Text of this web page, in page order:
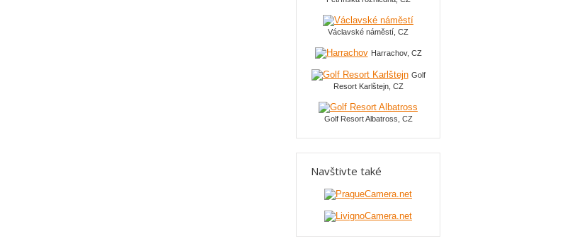
Václavské náměstí, CZ
Harrachov, CZ
Golf
Resort Karlštejn, CZ
Golf Resort Albatross, CZ
Navštivte také